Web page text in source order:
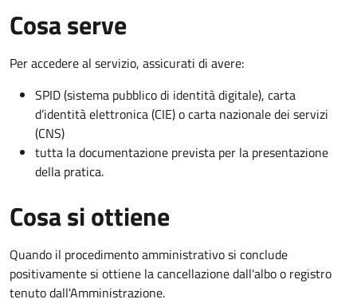
Cosa serve
Per accedere al servizio, assicurati di avere:
SPID (sistema pubblico di identità digitale), carta
d’identità elettronica (CIE) o carta nazionale dei servizi
(CNS)
tutta la documentazione prevista per la presentazione
della pratica.
Cosa si ottiene
Quando il procedimento amministrativo si conclude
positivamente si ottiene la cancellazione dall'albo o registro
tenuto dall'Amministrazione.